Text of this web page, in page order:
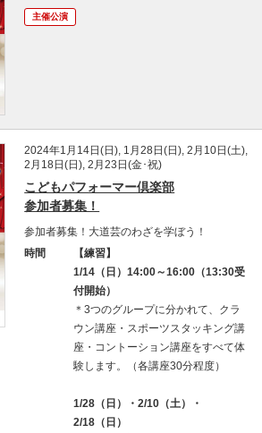
主催公演
2024年1月14日(日), 1月28日(日), 2月10日(土),
2月18日(日), 2月23日(金･祝)
こどもパフォーマー倶楽部
参加者募集！
参加者募集！大道芸のわざを学ぼう！
時間
【練習】
1/14（日）14:00～16:00（13:30受
付開始）
＊3つのグループに分かれて、クラ
ウン講座・スポーツスタッキング講
座・コントーション講座をすべて体
験します。（各講座30分程度）
1/28（日）・2/10（土）・
2/18（日）